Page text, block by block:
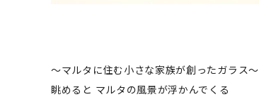
～マルタに住む小さな家族が創ったガラス～
眺めると マルタの風景が浮かんでくる